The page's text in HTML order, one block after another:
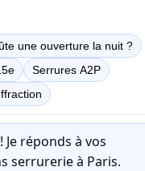
une ouverture la nuit ?
Serrures A2P
Je réponds à vos
serrurerie à Paris.